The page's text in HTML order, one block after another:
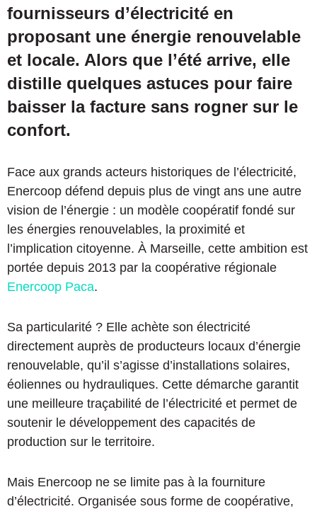
fournisseurs d’électricité en
proposant une énergie renouvelable
et locale. Alors que l’été arrive, elle
distille quelques astuces pour faire
baisser la facture sans rogner sur le
confort.
Face aux grands acteurs historiques de l’électricité,
Enercoop défend depuis plus de vingt ans une autre
vision de l’énergie : un modèle coopératif fondé sur
les énergies renouvelables, la proximité et
l’implication citoyenne. À Marseille, cette ambition est
portée depuis 2013 par la coopérative régionale
Enercoop Paca.
Sa particularité ? Elle achète son électricité
directement auprès de producteurs locaux d’énergie
renouvelable, qu’il s’agisse d’installations solaires,
éoliennes ou hydrauliques. Cette démarche garantit
une meilleure traçabilité de l’électricité et permet de
soutenir le développement des capacités de
production sur le territoire.
Mais Enercoop ne se limite pas à la fourniture
d’électricité. Organisée sous forme de coopérative,